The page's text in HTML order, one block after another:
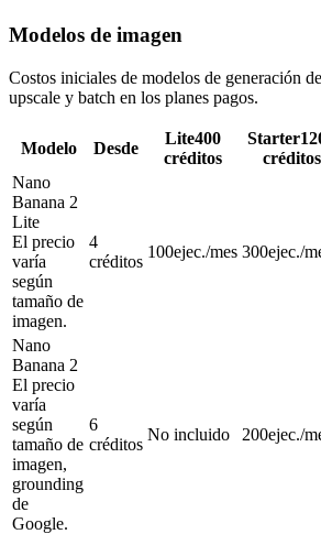
Modelos de imagen
Costos iniciales de modelos de generación
upscale y batch en los planes pagos.
Modelo Desde
Lite400
créditos
Starter
créditos
Nano
Banana 2
Lite
El precio
varía
según
tamaño de
imagen.
4
créditos
100ejec./mes 300ejec./
Nano
Banana 2
El precio
varía
según
tamaño de
imagen,
grounding
de
Google.
6
créditos
No incluido 200ejec./